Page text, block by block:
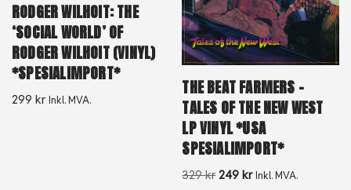
RODGER WILHOIT: THE
‘SOCIAL WORLD’ OF
RODGER WILHOIT (VINYL)
*SPESIALIMPORT*
299 kr Inkl. MVA.
THE BEAT FARMERS –
TALES OF THE NEW WEST
LP VINYL *USA
SPESIALIMPORT*
329kr 249kr Inkl. MVA.